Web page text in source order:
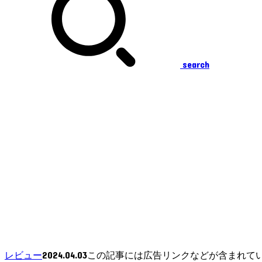
search
レビュー2024.04.03この記事には広告リンクなどが含まれて